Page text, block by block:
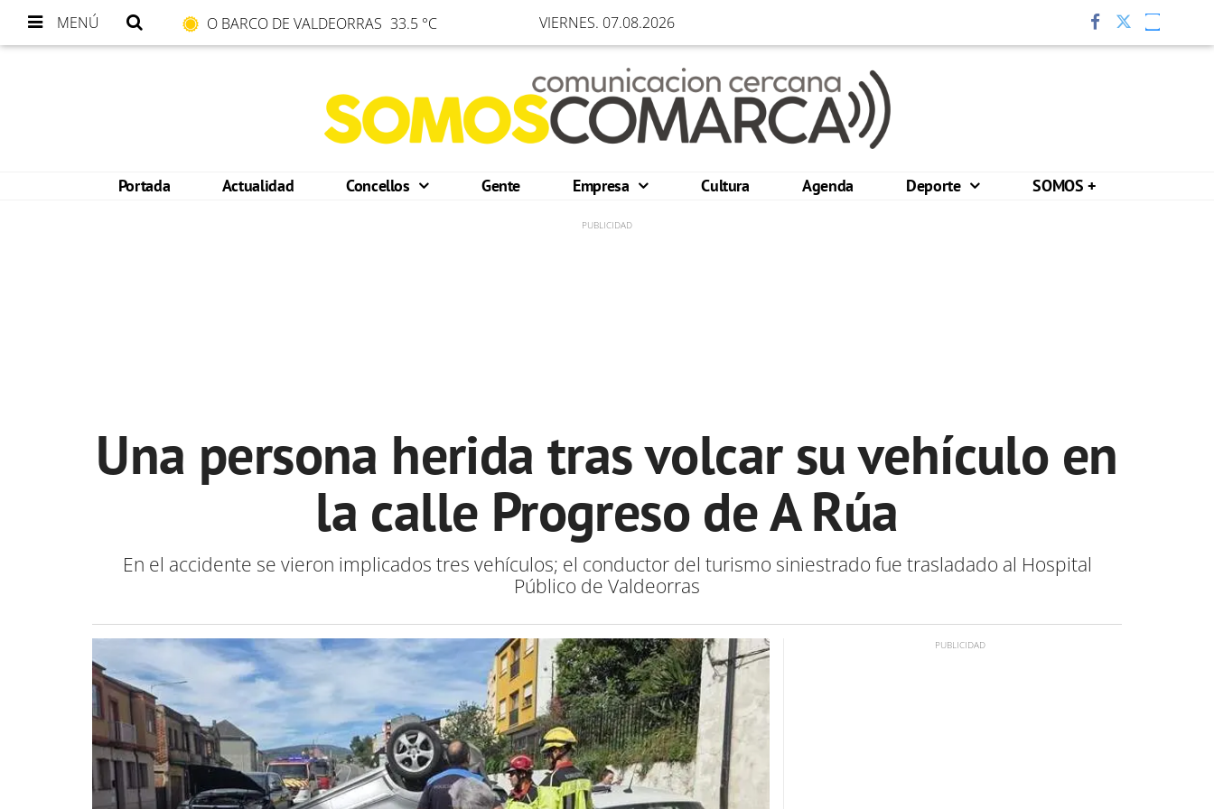
MENÚ O BARCO DE VALDEORRAS 33.5 °C VIERNES. 07.08.2026
Portada Actualidad Concellos Gente Empresa Cultura Agenda Deporte SOMOS +
Una persona herida tras volcar su vehículo en
la calle Progreso de A Rúa
En el accidente se vieron implicados tres vehículos; el conductor del turismo siniestrado fue trasladado al Hospital
Público de Valdeorras